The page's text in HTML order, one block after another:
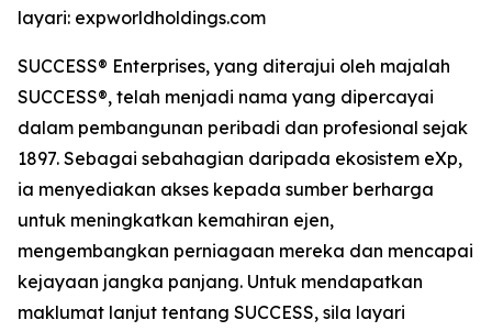
layari: expworldholdings.com
SUCCESS® Enterprises, yang diterajui oleh majalah
SUCCESS®, telah menjadi nama yang dipercayai
dalam pembangunan peribadi dan profesional sejak
1897. Sebagai sebahagian daripada ekosistem eXp,
ia menyediakan akses kepada sumber berharga
untuk meningkatkan kemahiran ejen,
mengembangkan perniagaan mereka dan mencapai
kejayaan jangka panjang. Untuk mendapatkan
maklumat lanjut tentang SUCCESS, sila layari